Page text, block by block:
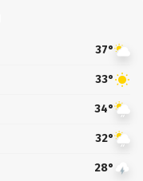
37°
33°
34°
32°
28°